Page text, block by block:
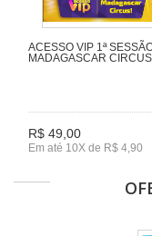
ACESSO VIP 1ª
MADAGASCAR
R$ 49,00
Em até 10X de R$ 4,90